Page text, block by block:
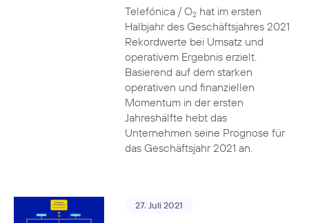
Telefónica / O2hat im ersten
Halbjahr des Geschäftsjahres 2021
Rekordwerte bei Umsatz und
operativem Ergebnis erzielt.
Basierend auf dem starken
operativen und finanziellen
Momentum in der ersten
Jahreshälfte hebt das
Unternehmen seine Prognose für
das Geschäftsjahr 2021 an.
27. Juli 2021